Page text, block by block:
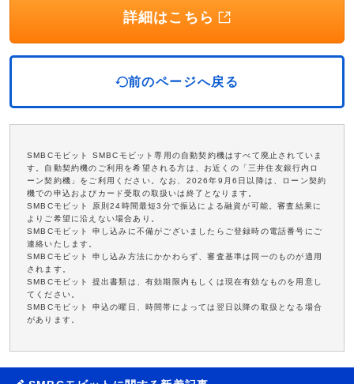
詳細はこちら
前のページへ戻る
SMBCモビット SMBCモビット専用の自動契約機はすべて廃止されていま
す。自動契約機のご利用を希望される方は、お近くの「三井住友銀行内ロ
ーン契約機」をご利用ください。なお、2026年9月6日以降は、ローン契約
機での申込およびカード受取の取扱いは終了となります。
SMBCモビット 原則24時間最短3分で振込による融資が可能。審査結果に
よりご希望に沿えない場合あり。
SMBCモビット 申し込みに不備がございましたらご登録時の電話番号にご
連絡いたします。
SMBCモビット 申し込み方法にかかわらず、審査基準は同一のものが適用
されます。
SMBCモビット 提出書類は、有効期限内もしくは現在有効なものを用意し
てください。
SMBCモビット 申込の曜日、時間帯によっては翌日以降の取扱となる場合
があります。